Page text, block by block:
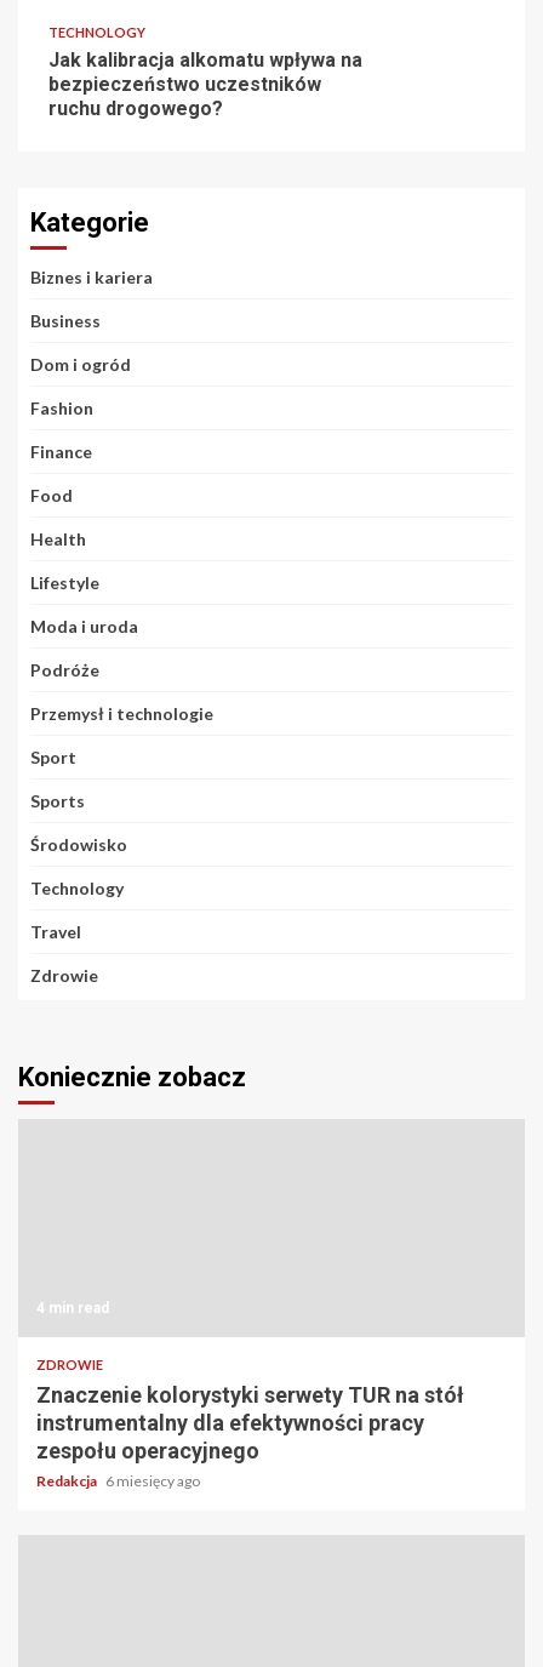
TECHNOLOGY
Jak kalibracja alkomatu wpływa na
bezpieczeństwo uczestników
ruchu drogowego?
Kategorie
Biznes i kariera
Business
Dom i ogród
Fashion
Finance
Food
Health
Lifestyle
Moda i uroda
Podróże
Przemysł i technologie
Sport
Sports
Środowisko
Technology
Travel
Zdrowie
Koniecznie zobacz
4 min read
ZDROWIE
Znaczenie kolorystyki serwety TUR na stół
instrumentalny dla efektywności pracy
zespołu operacyjnego
Redakcja 6 miesięcy ago